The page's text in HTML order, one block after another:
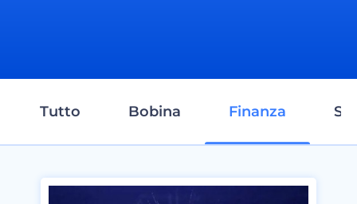
Tutto Bobina Finanza